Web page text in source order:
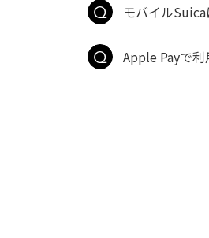
モバイル
Apple Payで